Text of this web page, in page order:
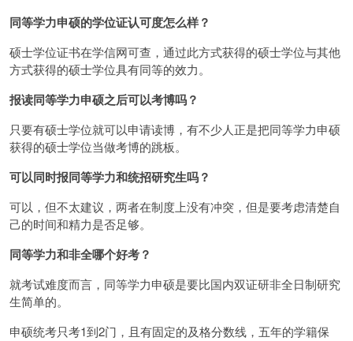
同等学力申硕的学位证认可度怎么样？
硕士学位证书在学信网可查，通过此方式获得的硕士学位与其他
方式获得的硕士学位具有同等的效力。
报读同等学力申硕之后可以考博吗？
只要有硕士学位就可以申请读博，有不少人正是把同等学力申硕
获得的硕士学位当做考博的跳板。
可以同时报同等学力和统招研究生吗？
可以，但不太建议，两者在制度上没有冲突，但是要考虑清楚自
己的时间和精力是否足够。
同等学力和非全哪个好考？
就考试难度而言，同等学力申硕是要比国内双证研非全日制研究
生简单的。
申硕统考只考1到2门，且有固定的及格分数线，五年的学籍保